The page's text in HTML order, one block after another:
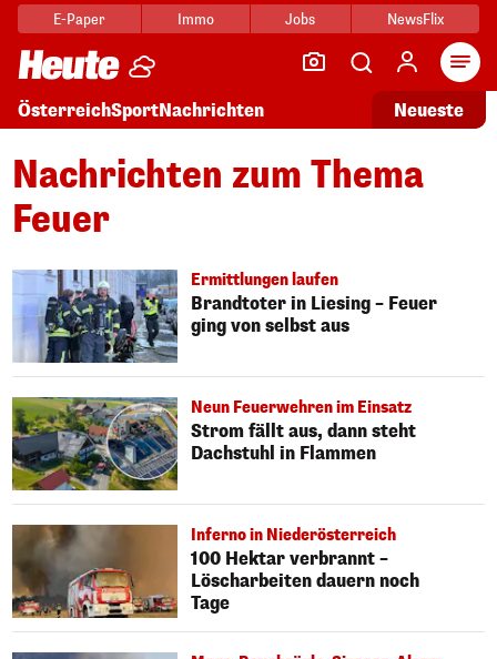
E-Paper Immo Jobs NewsFlix
ÖsterreichSportNachrichten Neueste
Nachrichten zum Thema
Feuer
Ermittlungen laufen
Brandtoter in Liesing – Feuer
ging von selbst aus
Neun Feuerwehren im Einsatz
Strom fällt aus, dann steht
Dachstuhl in Flammen
Inferno in Niederösterreich
100 Hektar verbrannt –
Löscharbeiten dauern noch
Tage